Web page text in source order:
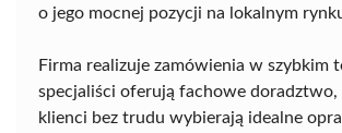
o jego mocnej pozycji na lokalnym
Firma realizuje zamówienia w szybkim
specjaliści oferują fachowe doradztwo,
klienci bez trudu wybierają idealne